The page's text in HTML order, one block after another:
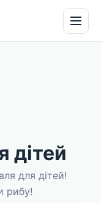
дітей
для дітей!
рибу!